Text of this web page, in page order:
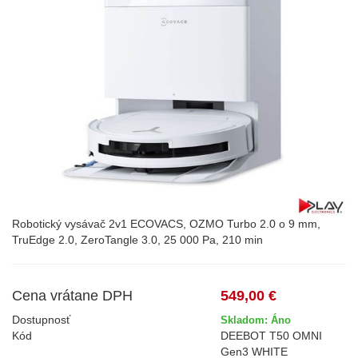
Robotický vysávač 2v1 ECOVACS, OZMO Turbo 2.0 o 9 mm,
TruEdge 2.0, ZeroTangle 3.0, 25 000 Pa, 210 min
Cena vrátane DPH 549,00 €
Dostupnosť Skladom: Áno
Kód
DEEBOT T50 OMNI
Gen3 WHITE